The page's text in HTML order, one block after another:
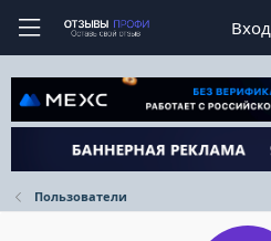
Вход
Пользователи